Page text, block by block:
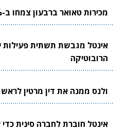
מכירות טאואר ברבעון צמחו ב-24%
אינטל מגבשת תשתית פעילות
הרובוטיקה
ולנס ממנה את דין מרטין
אינטל חוברת לחברה סינית